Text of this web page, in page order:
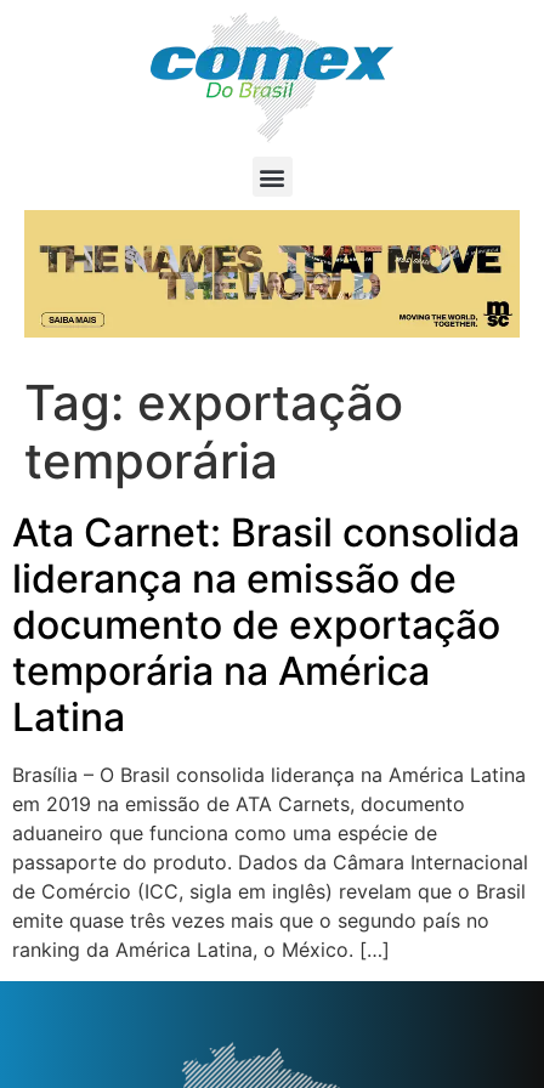
Tag: exportação
temporária
Ata Carnet: Brasil consolida
liderança na emissão de
documento de exportação
temporária na América
Latina
Brasília – O Brasil consolida liderança na América Latina
em 2019 na emissão de ATA Carnets, documento
aduaneiro que funciona como uma espécie de
passaporte do produto. Dados da Câmara Internacional
de Comércio (ICC, sigla em inglês) revelam que o Brasil
emite quase três vezes mais que o segundo país no
ranking da América Latina, o México. […]